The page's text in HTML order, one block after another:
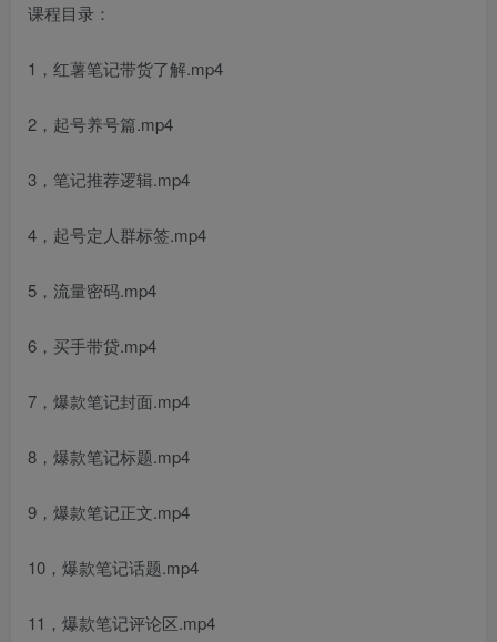
课程目录：
1，红薯笔记带货了解.mp4
2，起号养号篇.mp4
3，笔记推荐逻辑.mp4
4，起号定人群标签.mp4
5，流量密码.mp4
6，买手带贷.mp4
7，爆款笔记封面.mp4
8，爆款笔记标题.mp4
9，爆款笔记正文.mp4
10，爆款笔记话题.mp4
11，爆款笔记评论区.mp4